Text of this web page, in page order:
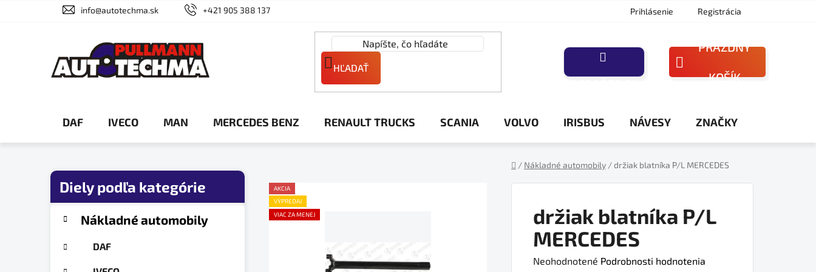
info@autotechma.sk +421 905 388 137 Prihlásenie Registrácia
HĽADAŤ
NÁKUPNÝ
PRÁZDNY
KOŠÍK
DAF IVECO MAN MERCEDES BENZ RENAULT TRUCKS SCANIA VOLVO IRISBUS NÁVESY ZNAČKY
/ Nákladné automobily /držiak blatníka P/L MERCEDES
B
kategórieNákladné automobily
DAF
držiak blatníka P/L
MERCEDES
Priemerné
Neohodnotené Podrobnosti hodnotenia
AKCIA
VÝPREDAJ
VIAC ZA MENEJ